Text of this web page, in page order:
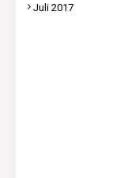
Juli 2017